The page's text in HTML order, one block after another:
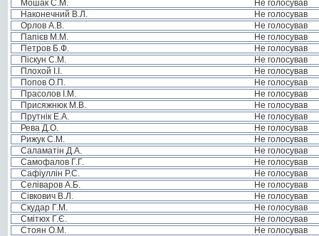
Мошак С.М.
Не голосував
Наконечний В.Л.
Не голосував
Орлов А.В.
Не голосував
Папієв М.М.
Не голосував
Петров Б.Ф.
Не голосував
Піскун С.М.
Не голосував
Плохой І.І.
Не голосував
Попов О.П.
Не голосував
Прасолов І.М.
Не голосував
Присяжнюк М.В.
Не голосував
Прутнік Е.А.
Не голосував
Рева Д.О.
Не голосував
Рижук С.М.
Не голосував
Саламатін Д.А.
Не голосував
Самофалов Г.Г.
Не голосував
Сафіуллін Р.С.
Не голосував
Селіваров А.Б.
Не голосував
Сівкович В.Л.
Не голосував
Скудар Г.М.
Не голосував
Смітюх Г.Є.
Не голосував
Стоян О.М.
Не голосував